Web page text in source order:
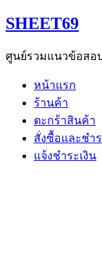
Skip
to
SHEET69
ศูนย์รวมแนวข้อสอ
หน้าแรก
ร้านค้า
ตะกร้าสินค้า
สั่งซื้อและชำร
แจ้งชำระเงิน